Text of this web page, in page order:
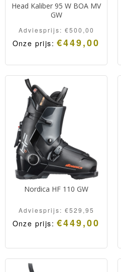
Head Kaliber 95 W BOA MV
GW
Adviesprijs: €500,00
Onze prijs:€449,00
Nordica HF 110 GW
Adviesprijs: €529,95
Onze prijs:€449,00